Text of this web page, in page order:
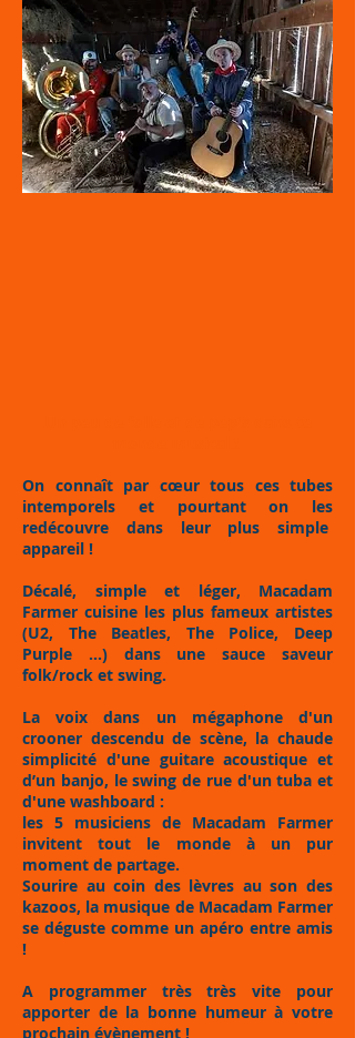
On connaît par cœur tous ces tubes
intemporels et pourtant on les
redécouvre dans leur plus simple
appareil !
Décalé, simple et léger, Macadam
Farmer cuisine les plus fameux artistes
(U2, The Beatles, The Police, Deep
Purple ...) dans une sauce saveur
folk/rock et swing.
La voix dans un mégaphone d'un
crooner descendu de scène, la chaude
simplicité d'une guitare acoustique et
d’un banjo, le swing de rue d'un tuba et
d'une washboard :
les 5 musiciens de Macadam Farmer
invitent tout le monde à un pur
moment de partage.
Sourire au coin des lèvres au son des
kazoos, la musique de Macadam Farmer
se déguste comme un apéro entre amis
!
A programmer très très vite pour
apporter de la bonne humeur à votre
prochain évènement !